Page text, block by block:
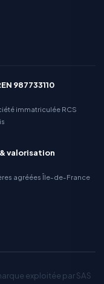
987733110
immatriculée RCS
valorisation
agréées Île-de-France
exploitée par SAS